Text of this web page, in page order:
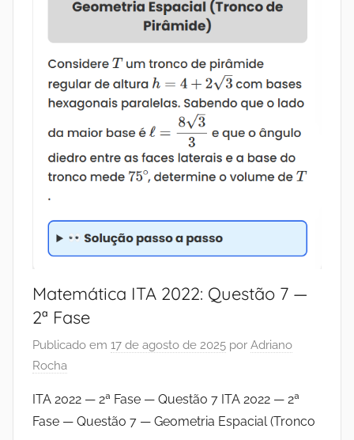
Matemática ITA 2022: Questão 7 —
2ª Fase
Publicado em 17 de agosto de 2025 por Adriano
Rocha
ITA 2022 — 2ª Fase — Questão 7 ITA 2022 — 2ª
Fase — Questão 7 — Geometria Espacial (Tronco